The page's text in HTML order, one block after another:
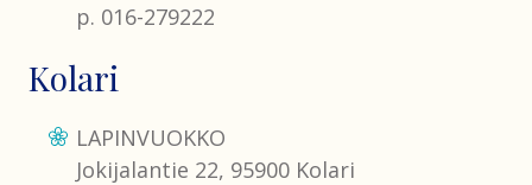
p. 016-279222
Kolari
LAPINVUOKKO
Jokijalantie 22, 95900 Kolari